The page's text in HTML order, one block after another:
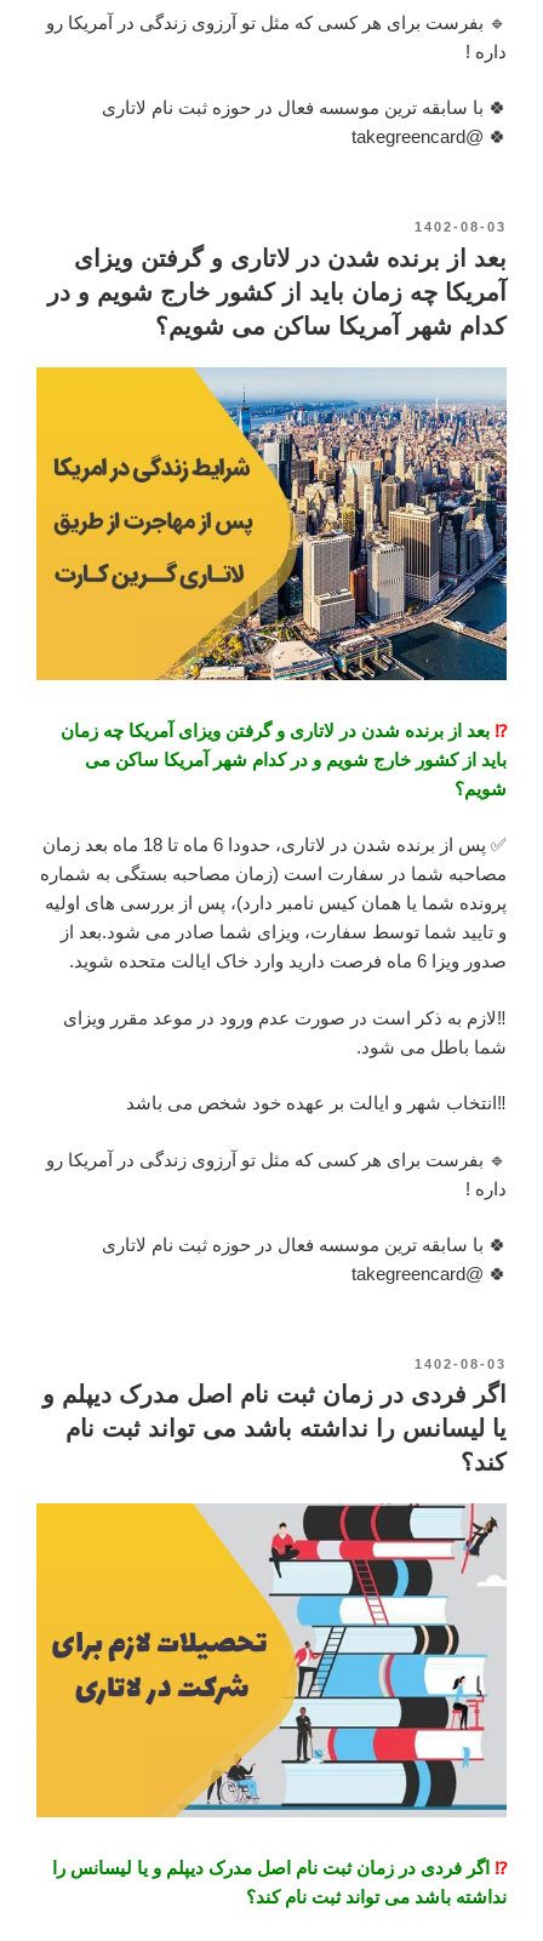
🔹 بفرست برای هر کسی که مثل تو آرزوی زندگی در آمریکا رو
داره !
🍀 با سابقه ترین موسسه فعال در حوزه ثبت نام لاتاری
🍀 @takegreencard
نوشته‌شده
1402-08-03
بعد از برنده شدن در لاتاری و گرفتن ویزای
آمریکا چه زمان باید از کشور خارج شویم و در
کدام شهر آمریکا ساکن می شویم؟
⁉️ بعد از برنده شدن در لاتاری و گرفتن ویزای آمریکا چه زمان
باید از کشور خارج شویم و در کدام شهر آمریکا ساکن می
شویم؟
✅ پس از برنده شدن در لاتاری، حدودا 6 ماه تا 18 ماه بعد زمان
مصاحبه شما در سفارت است (زمان مصاحبه بستگی به شماره
پرونده شما یا همان کیس نامبر دارد)، پس از بررسی های اولیه
و تایید شما توسط سفارت، ویزای شما صادر می شود.بعد از
صدور ویزا 6 ماه فرصت دارید وارد خاک ایالت متحده شوید.
‼️لازم به ذکر است در صورت عدم ورود در موعد مقرر ویزای
شما باطل می شود.
‼️انتخاب شهر و ایالت بر عهده خود شخص می باشد
🔹 بفرست برای هر کسی که مثل تو آرزوی زندگی در آمریکا رو
داره !
🍀 با سابقه ترین موسسه فعال در حوزه ثبت نام لاتاری
🍀 @takegreencard
نوشته‌شده
در
1402-08-03
اگر فردی در زمان ثبت نام اصل مدرک دیپلم و
یا لیسانس را نداشته باشد می تواند ثبت نام
کند؟
⁉️ اگر فردی در زمان ثبت نام اصل مدرک دیپلم و یا لیسانس را
نداشته باشد می تواند ثبت نام کند؟